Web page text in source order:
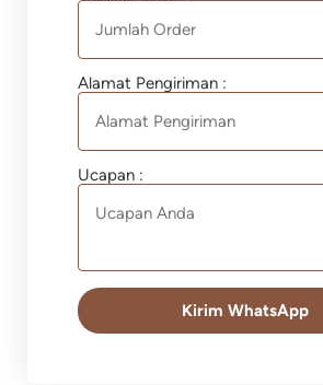
Alamat Pengiriman :
Ucapan :
Kirim WhatsApp